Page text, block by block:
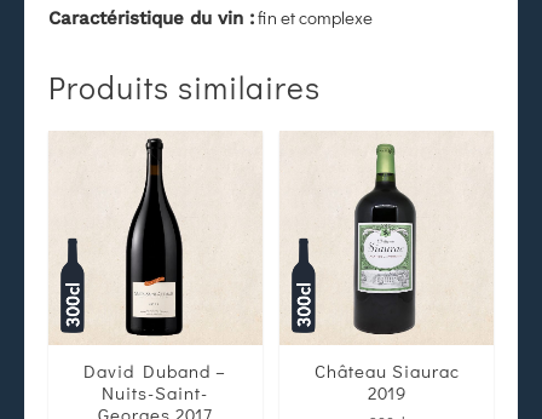
Caractéristique du vin :fin et complexe
Produits similaires
David Duband –
Nuits-Saint-
Georges 2017
Château Siaurac
2019